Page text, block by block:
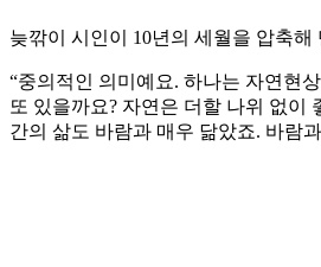
늦깎이 시인이 10년의 세월을 압축해
“중의적인 의미예요. 하나는 자연현
또 있을까요? 자연은 더할 나위 없이
간의 삶도 바람과 매우 닮았죠. 바람